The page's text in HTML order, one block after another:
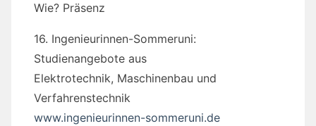
Wie? Präsenz
16. Ingenieurinnen-Sommeruni:
Studienangebote aus
Elektrotechnik, Maschinenbau und
Verfahrenstechnik
www.ingenieurinnen-sommeruni.de